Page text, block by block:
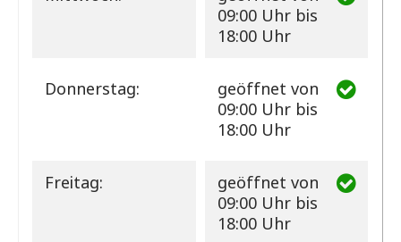
09:00 Uhr bis
18:00 Uhr
Donnerstag: geöffnet von
09:00 Uhr bis
18:00 Uhr
Freitag: geöffnet von
09:00 Uhr bis
18:00 Uhr